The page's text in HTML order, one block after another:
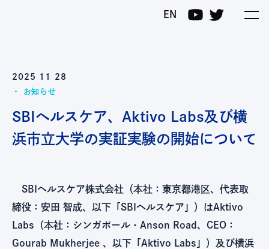
EN
2025 11 28
お知らせ
SBIヘルスケア、Aktivo Labs及び横
浜市立大学の実証実験の開始について
SBIヘルスケア株式会社（本社：東京都港区、代表取
締役：安田 智成、以下「SBIヘルスケア」）はAktivo
Labs（本社：シンガポール・Anson Road、CEO：
Gourab Mukherjee 、以下「Aktivo Labs」）及び横浜